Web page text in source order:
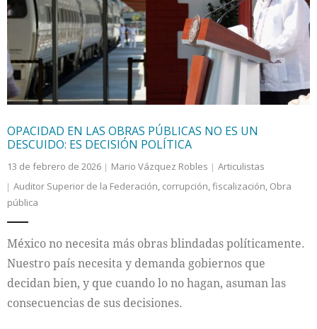
OPACIDAD EN LAS OBRAS PÚBLICAS NO ES UN
DESCUIDO: ES DECISIÓN POLÍTICA
13 de febrero de 2026 Mario Vázquez Robles
Articulistas
Auditor Superior de la Federación, corrupción,fiscalización, Obra
pública
México no necesita más obras blindadas políticamente.
Nuestro país necesita y demanda gobiernos que
decidan bien, y que cuando lo no hagan, asuman las
consecuencias de sus decisiones.